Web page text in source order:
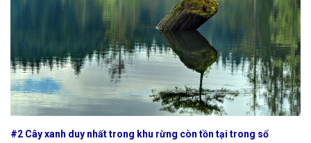
#2 Cây xanh duy nhất trong khu rừng còn tồn tại trong số